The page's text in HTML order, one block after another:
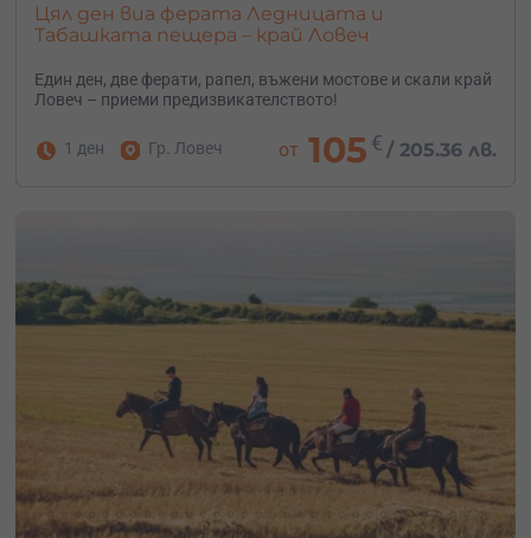
Цял ден виа ферата Ледницата и
Табашката пещера – край Ловеч
Един ден, две ферати, рапел, въжени мостове и скали край
Ловеч – приеми предизвикателството!
1 ден Гр. Ловеч от 105 € /205.36 лв.